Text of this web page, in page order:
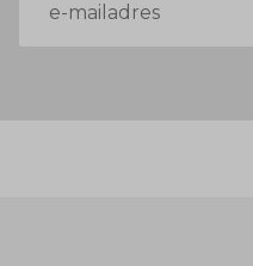
mailadres